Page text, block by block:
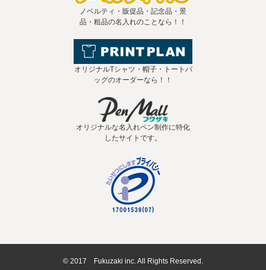
ノベルティ・販促品・記念品・景
品・粗品の名入れのことなら！！
オリジナルTシャツ・帽子・トートバ
ッグのオーダーなら！！
オリジナルな名入れペン制作に特化
したサイトです。
© 2017 Fukuzaki inc. All Rights Reserved.